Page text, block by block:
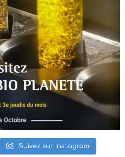
Suivez sur Instagram